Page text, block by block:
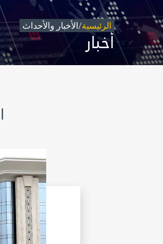
شاركونا
©حقوق الطبع
الرئيسية/الأخبار والأحداث
أخبار